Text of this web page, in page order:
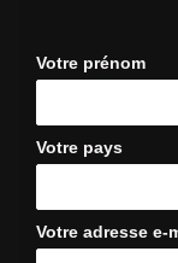
Votre prénom
Votre pays
Votre adresse e-